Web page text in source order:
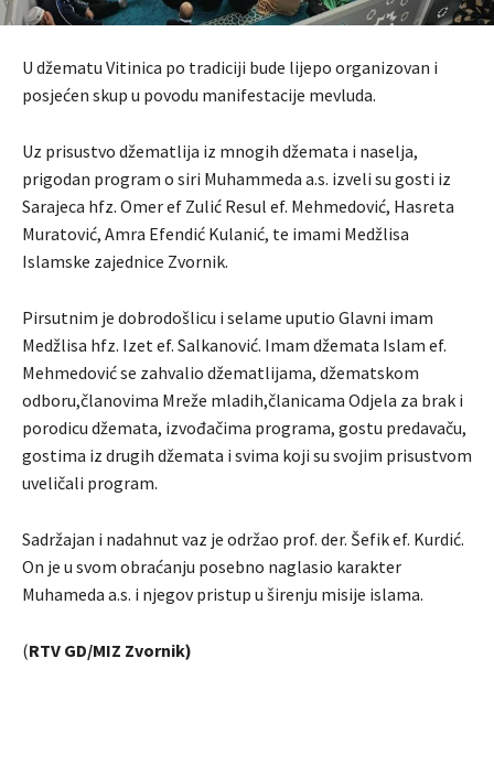
U džematu Vitinica po tradiciji bude lijepo organizovan i
posjećen skup u povodu manifestacije mevluda.
Uz prisustvo džematlija iz mnogih džemata i naselja,
prigodan program o siri Muhammeda a.s. izveli su gosti iz
Sarajeca hfz. Omer ef Zulić Resul ef. Mehmedović, Hasreta
Muratović, Amra Efendić Kulanić, te imami Medžlisa
Islamske zajednice Zvornik.
Pirsutnim je dobrodošlicu i selame uputio Glavni imam
Medžlisa hfz. Izet ef. Salkanović. Imam džemata Islam ef.
Mehmedović se zahvalio džematlijama, džematskom
odboru,članovima Mreže mladih,članicama Odjela za brak i
porodicu džemata, izvođačima programa, gostu predavaču,
gostima iz drugih džemata i svima koji su svojim prisustvom
uveličali program.
Sadržajan i nadahnut vaz je održao prof. der. Šefik ef. Kurdić.
On je u svom obraćanju posebno naglasio karakter
Muhameda a.s. i njegov pristup u širenju misije islama.
(RTV GD/MIZ Zvornik)